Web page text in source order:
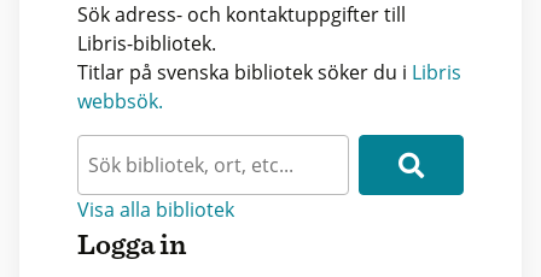
Sök adress- och kontaktuppgifter till
Libris-bibliotek.
Titlar på svenska bibliotek söker du i Libris
webbsök.
Visa alla bibliotek
Logga in